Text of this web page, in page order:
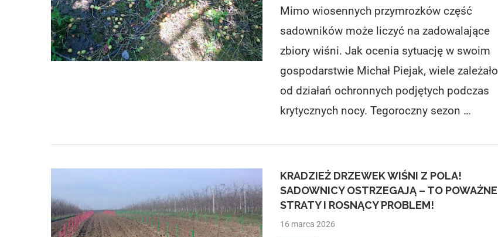
Mimo wiosennych przymrozków część
sadowników może liczyć na zadowalające
zbiory wiśni. Jak ocenia sytuację w swoim
gospodarstwie Michał Piejak, wiele zależało
od działań ochronnych podjętych podczas
krytycznych nocy. Tegoroczny sezon …
KRADZIEŻ DRZEWEK WIŚNI Z POLA!
SADOWNICY OSTRZEGAJĄ – TO POWAŻNE
STRATY I ROSNĄCY PROBLEM!
16 marca 2026